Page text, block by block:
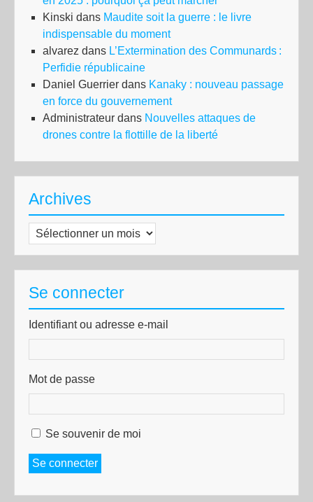
Kinski dans Maudite soit la guerre : le livre
indispensable du moment
alvarez dans L’Extermination des Communards :
Perfidie républicaine
Daniel Guerrier dans Kanaky : nouveau passage
en force du gouvernement
Administrateur dans Nouvelles attaques de
drones contre la flottille de la liberté
Archives
Archives
Se connecter
Identifiant ou adresse e-mail
Mot de passe
Se souvenir de moi
Se connecter